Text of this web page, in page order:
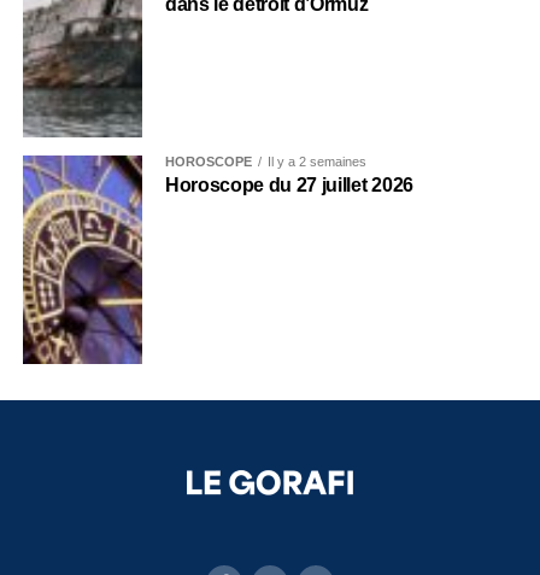
dans le détroit d’Ormuz
HOROSCOPE Il y a 2 semaines
Horoscope du 27 juillet 2026